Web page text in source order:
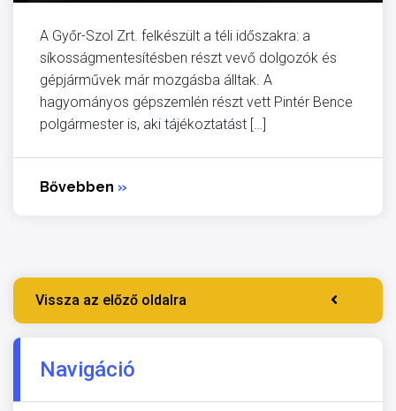
A Győr-Szol Zrt. felkészült a téli időszakra: a
síkosságmentesítésben részt vevő dolgozók és
gépjárművek már mozgásba álltak. A
hagyományos gépszemlén részt vett Pintér Bence
polgármester is, aki tájékoztatást […]
Bővebben »
Vissza az előző oldalra
Navigáció